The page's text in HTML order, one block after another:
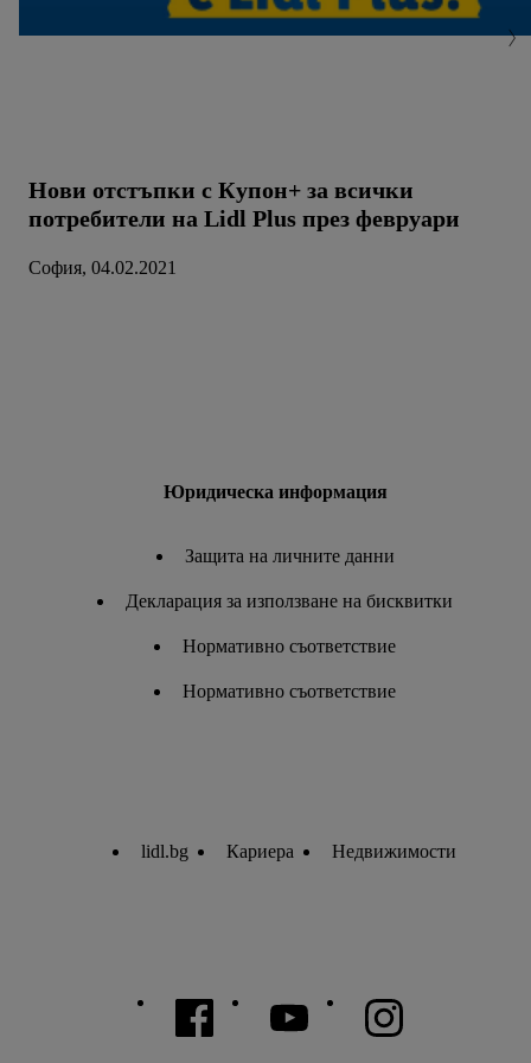
Нови отстъпки с Купон+ за всички
потребители на Lidl Plus през февруари
София, 04.02.2021
Юридическа информация
Защита на личните данни
Декларация за използване на бисквитки
Нормативно съответствие
Нормативно съответствие
lidl.bg Кариера Недвижимости
можете да намерите в нашатаполитика за